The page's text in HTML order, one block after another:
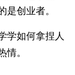
是创业者。
学如何拿捏人
情。